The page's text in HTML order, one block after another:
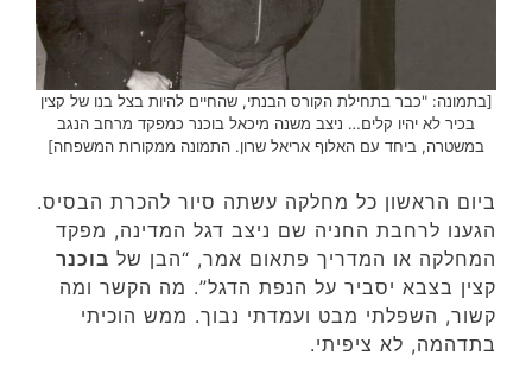
[בתמונה: "כבר בתחילת הקורס הבנתי, שהחיים להיות בצל בנו של קצין
בכיר לא יהיו קלים… ניצב משנה מיכאל בוכנר כמפקד מרחב הנגב
במשטרה, ביחד עם האלוף אריאל שרון. התמונה ממקורות המשפחה]
ביום הראשון כל מחלקה עשתה סיור להכרת הבסיס.
הגענו לרחבת החניה שם ניצב דגל המדינה, מפקד
המחלקה או המדריך פתאום אמר, “הבן של בוכנר
קצין בצבא יסביר על הנפת הדגל”. מה הקשר ומה
קשור, השפלתי מבט ועמדתי נבוך. ממש הוכיתי
בתדהמה, לא ציפיתי.